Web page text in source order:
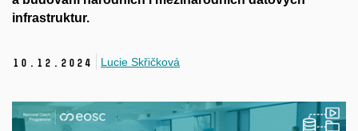
infrastruktur.
10. 12. 2024 Lucie Skřičková